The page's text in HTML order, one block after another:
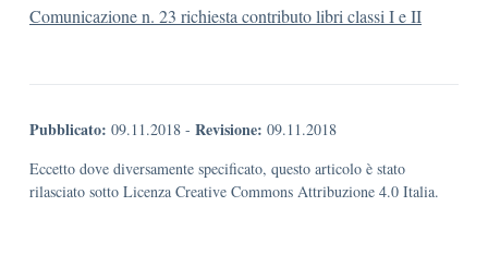
Comunicazione n. 23 richiesta contributo libri classi I e II
Pubblicato: 09.11.2018 - Revisione: 09.11.2018
Eccetto dove diversamente specificato, questo articolo è stato
rilasciato sotto Licenza Creative Commons Attribuzione 4.0 Italia.